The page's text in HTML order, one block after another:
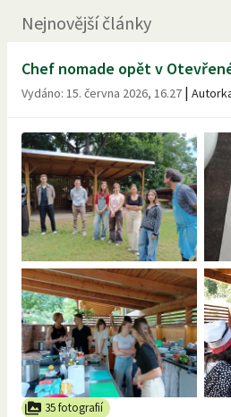
Nejnovější články
Chef nomade opět v
Vydáno: 15. června 2026, 16.27 |
35 fotografií